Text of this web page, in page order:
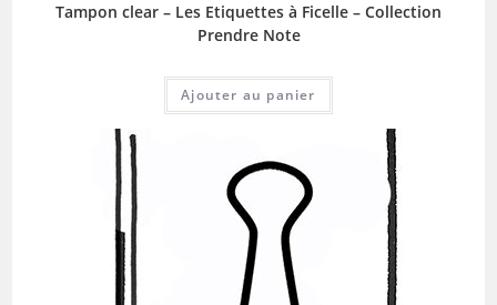
Tampon clear – Les Etiquettes à Ficelle – Collection
Prendre Note
Ajouter au panier